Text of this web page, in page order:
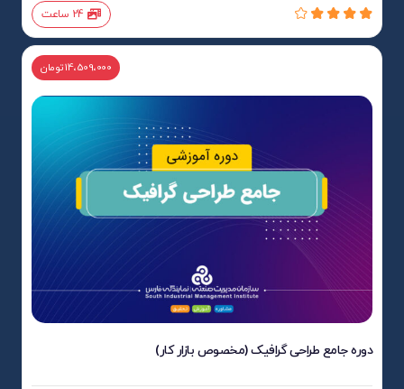
24 ساعت
14،509،000 تومان
دوره جامع طراحی گرافیک (مخصوص بازار کار)